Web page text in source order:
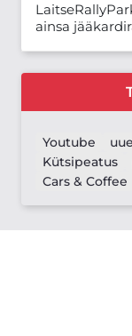
ainsa
Youtube
Kütsipeatus
Cars & Coffee